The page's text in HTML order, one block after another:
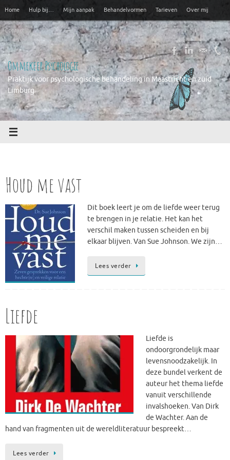
de
inhoud
Home Hulp bij… Mijn aanpak Behandelvormen Tarieven Over mij
Contact
Ommekeer Psychologie
Praktijk voor psychologische behandeling in Maastricht en zuid
Limburg
Houd me vast
Dit boek leert je om de liefde weer terug
te brengen in je relatie. Het kan het
verschil maken tussen scheiden en bij
elkaar blijven. Van Sue Johnson. We zijn…
Lees verder
Liefde
Liefde is
ondoorgrondelijk maar
levensnoodzakelijk. In
deze bundel verkent de
auteur het thema liefde
vanuit verschillende
invalshoeken. Van Dirk
de Wachter. Aan de
hand van fragmenten uit de wereldliteratuur bespreekt…
Lees verder